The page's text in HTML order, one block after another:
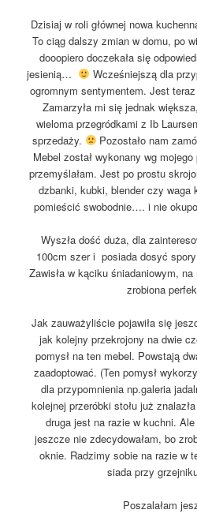
Dzisiaj w roli głównej nowa
To ciąg dalszy zmian w domu, po
dooopiero doczekała się
jesienią…
Wcześniejszą dla
ogromnym sentymentem. Jest
Zamarzyła mi się jednak
wieloma przegródkami z Ib
sprzedaży.
Pozostało nam
Mebel został wykonany wg
przemyślałam. Jest po prostu
dzbanki, kubki, blender czy waga
pomieścić swobodnie…. i nie
Wyszła dość duża, dla
100cm szer i posiada dosyć
Zawisła w kąciku śniadaniowym,
zrobiona
Jak zauważyliście pojawiła się
jak kolejny przekrojony na dwie
pomysł na ten mebel. Powstają
zaadoptować. (Ten pomysł
dla przypomnienia np.galeria
kolejnej przeróbki stołu już
druga jest na razie w kuchni.
jeszcze nie zdecydowałam, bo
oknie. Radzimy sobie na razie w
siada przy
Poszalałam